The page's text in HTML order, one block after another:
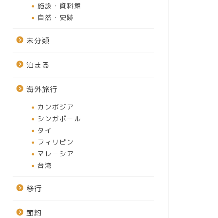
施設・資料館
自然・史跡
未分類
泊まる
海外旅行
カンボジア
シンガポール
タイ
フィリピン
マレーシア
台湾
移行
節約